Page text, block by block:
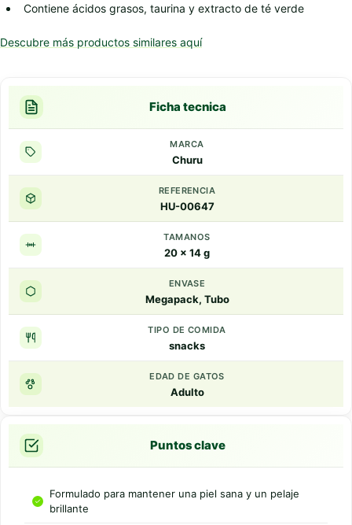
Contiene ácidos grasos, taurina y extracto de té verde
Descubre más productos similares aquí
Ficha tecnica
MARCA
Churu
REFERENCIA
HU-00647
TAMANOS
20 x 14 g
ENVASE
Megapack, Tubo
TIPO DE COMIDA
snacks
EDAD DE GATOS
Adulto
Puntos clave
Formulado para mantener una piel sana y un pelaje
brillante